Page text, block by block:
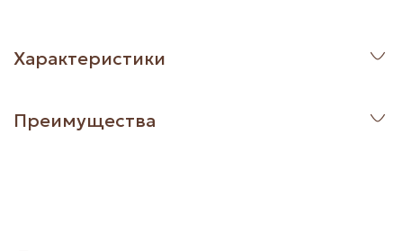
Характеристики
Преимущества